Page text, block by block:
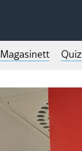
Magasinett Quiz